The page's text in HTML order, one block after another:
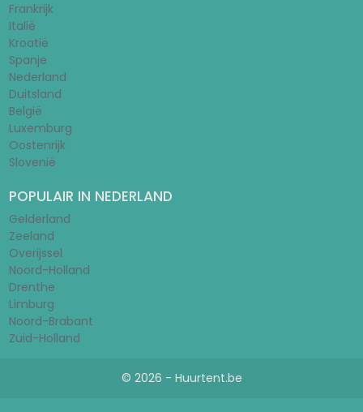
Frankrijk
Italië
Kroatië
Spanje
Nederland
Duitsland
België
Luxemburg
Oostenrijk
Slovenië
POPULAIR IN NEDERLAND
Gelderland
Zeeland
Overijssel
Noord-Holland
Drenthe
Limburg
Noord-Brabant
Zuid-Holland
© 2026 - Huurtent.be